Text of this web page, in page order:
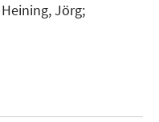
Jörg;